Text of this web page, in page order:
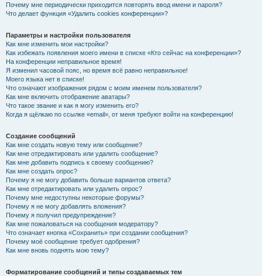
Почему мне периодически приходится повторять ввод имени и пароля?
Что делает функция «Удалить cookies конференции»?
Параметры и настройки пользователя
Как мне изменить мои настройки?
Как избежать появления моего имени в списке «Кто сейчас на конференции»?
На конференции неправильное время!
Я изменил часовой пояс, но время всё равно неправильное!
Моего языка нет в списке!
Что означают изображения рядом с моим именем пользователя?
Как мне включить отображение аватары?
Что такое звание и как я могу изменить его?
Когда я щёлкаю по ссылке «email», от меня требуют войти на конференцию!
Создание сообщений
Как мне создать новую тему или сообщение?
Как мне отредактировать или удалить сообщение?
Как мне добавить подпись к своему сообщению?
Как мне создать опрос?
Почему я не могу добавить больше вариантов ответа?
Как мне отредактировать или удалить опрос?
Почему мне недоступны некоторые форумы?
Почему я не могу добавлять вложения?
Почему я получил предупреждение?
Как мне пожаловаться на сообщения модератору?
Что означает кнопка «Сохранить» при создании сообщения?
Почему моё сообщение требует одобрения?
Как мне вновь поднять мою тему?
Форматирование сообщений и типы создаваемых тем